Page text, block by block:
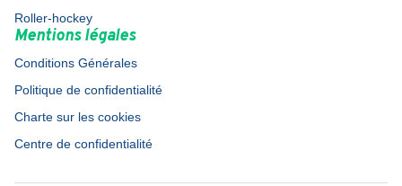
Roller-hockey
Mentions légales
Conditions Générales
Politique de confidentialité
Charte sur les cookies
Centre de confidentialité